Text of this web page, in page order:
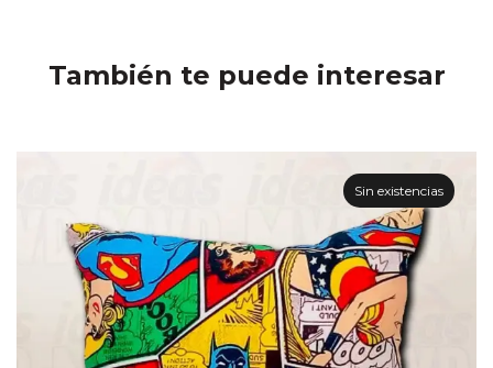
También te puede interesar
Sin existencias